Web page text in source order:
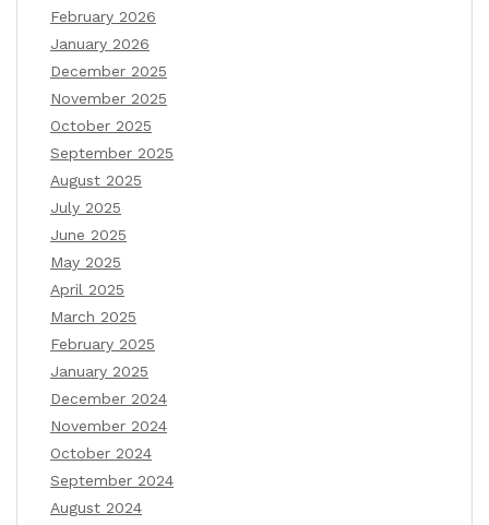
February 2026
January 2026
December 2025
November 2025
October 2025
September 2025
August 2025
July 2025
June 2025
May 2025
April 2025
March 2025
February 2025
January 2025
December 2024
November 2024
October 2024
September 2024
August 2024